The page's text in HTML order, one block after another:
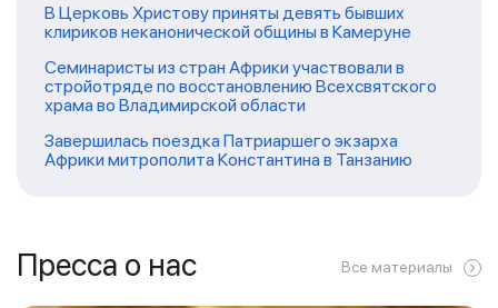
В Церковь Христову приняты девять бывших
клириков неканонической общины в Камеруне
Семинаристы из стран Африки участвовали в
стройотряде по восстановлению Всехсвятского
храма во Владимирской области
Завершилась поездка Патриаршего экзарха
Африки митрополита Константина в Танзанию
Пресса о нас Все материалы